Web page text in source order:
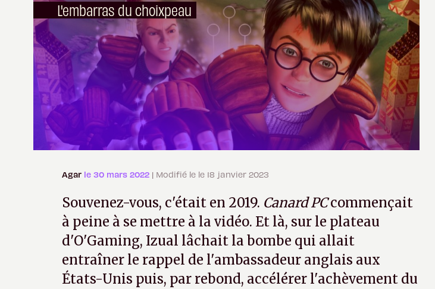
L'embarras du choixpeau
Agar le 30 mars 2022 | Modifié le le 18 janvier 2023
Souvenez-vous, c'était en 2019. Canard PCcommençait
à peine à se mettre à la vidéo. Et là, sur le plateau
d'O'Gaming, Izual lâchait la bombe qui allait
entraîner le rappel de l'ambassadeur anglais aux
États-Unis puis, par rebond, accélérer l'achèvement du